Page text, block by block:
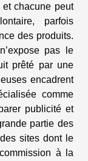
chacune peut
parfois
des produits.
pas le
prêté par une
encadrent
comme
publicité et
partie des
sites dont le
à la